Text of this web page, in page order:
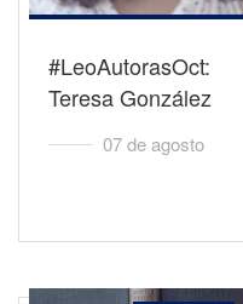
#LeoAutorasOct:
Teresa González
07 de agosto